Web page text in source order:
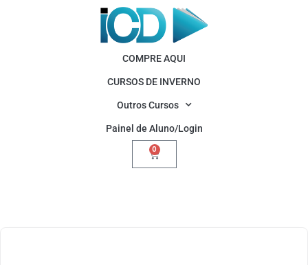
COMPRE AQUI
CURSOS DE INVERNO
Outros Cursos
Painel de Aluno/Login
0